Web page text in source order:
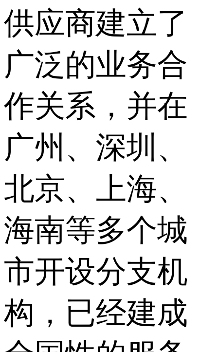
供应商建立了
广泛的业务合
作关系，并在
广州、深圳、
北京、上海、
海南等多个城
市开设分支机
构，已经建成